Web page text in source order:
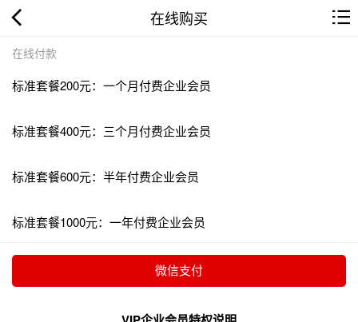
在线购买
在线付款
标准套餐200元：一个月付费企业会员
标准套餐400元：三个月付费企业会员
标准套餐600元：半年付费企业会员
标准套餐1000元：一年付费企业会员